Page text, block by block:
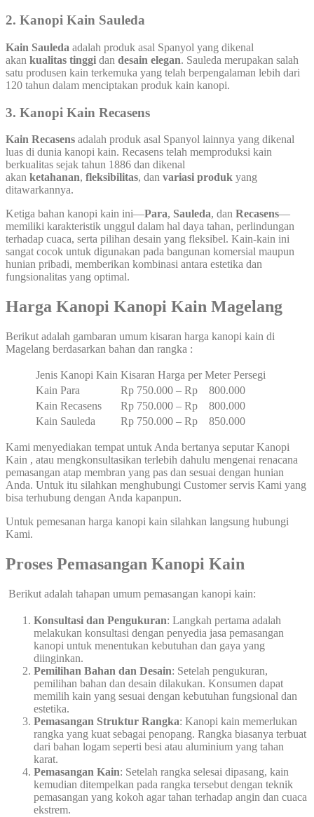
2. Kanopi Kain Sauleda
Kain Sauleda adalah produk asal Spanyol yang dikenal
akan kualitas tinggi dan desain elegan. Sauleda merupakan salah
satu produsen kain terkemuka yang telah berpengalaman lebih dari
120 tahun dalam menciptakan produk kain kanopi.
3. Kanopi Kain Recasens
Kain Recasens adalah produk asal Spanyol lainnya yang dikenal
luas di dunia kanopi kain. Recasens telah memproduksi kain
berkualitas sejak tahun 1886 dan dikenal
akan ketahanan, fleksibilitas, dan variasi produk yang
ditawarkannya.
Ketiga bahan kanopi kain ini—Para, Sauleda, dan Recasens—
memiliki karakteristik unggul dalam hal daya tahan, perlindungan
terhadap cuaca, serta pilihan desain yang fleksibel. Kain-kain ini
sangat cocok untuk digunakan pada bangunan komersial maupun
hunian pribadi, memberikan kombinasi antara estetika dan
fungsionalitas yang optimal.
Harga Kanopi Kanopi Kain Magelang
Berikut adalah gambaran umum kisaran harga kanopi kain di
Magelang berdasarkan bahan dan rangka :
Jenis Kanopi Kain Kisaran Harga per Meter Persegi
Kain Para
Rp 750.000 – Rp 800.000
Kain Recasens
Rp 750.000 – Rp 800.000
Kain Sauleda
Rp 750.000 – Rp 850.000
Kami menyediakan tempat untuk Anda bertanya seputar Kanopi
Kain , atau mengkonsultasikan terlebih dahulu mengenai renacana
pemasangan atap membran yang pas dan sesuai dengan hunian
Anda. Untuk itu silahkan menghubungi Customer servis Kami yang
bisa terhubung dengan Anda kapanpun.
Untuk pemesanan harga kanopi kain silahkan langsung hubungi
Kami.
Proses Pemasangan Kanopi Kain
Berikut adalah tahapan umum pemasangan kanopi kain:
Konsultasi dan Pengukuran: Langkah pertama adalah
melakukan konsultasi dengan penyedia jasa pemasangan
kanopi untuk menentukan kebutuhan dan gaya yang
diinginkan.
Pemilihan Bahan dan Desain: Setelah pengukuran,
pemilihan bahan dan desain dilakukan. Konsumen dapat
memilih kain yang sesuai dengan kebutuhan fungsional dan
estetika.
Pemasangan Struktur Rangka: Kanopi kain memerlukan
rangka yang kuat sebagai penopang. Rangka biasanya terbuat
dari bahan logam seperti besi atau aluminium yang tahan
karat.
Pemasangan Kain: Setelah rangka selesai dipasang, kain
kemudian ditempelkan pada rangka tersebut dengan teknik
pemasangan yang kokoh agar tahan terhadap angin dan cuaca
ekstrem.